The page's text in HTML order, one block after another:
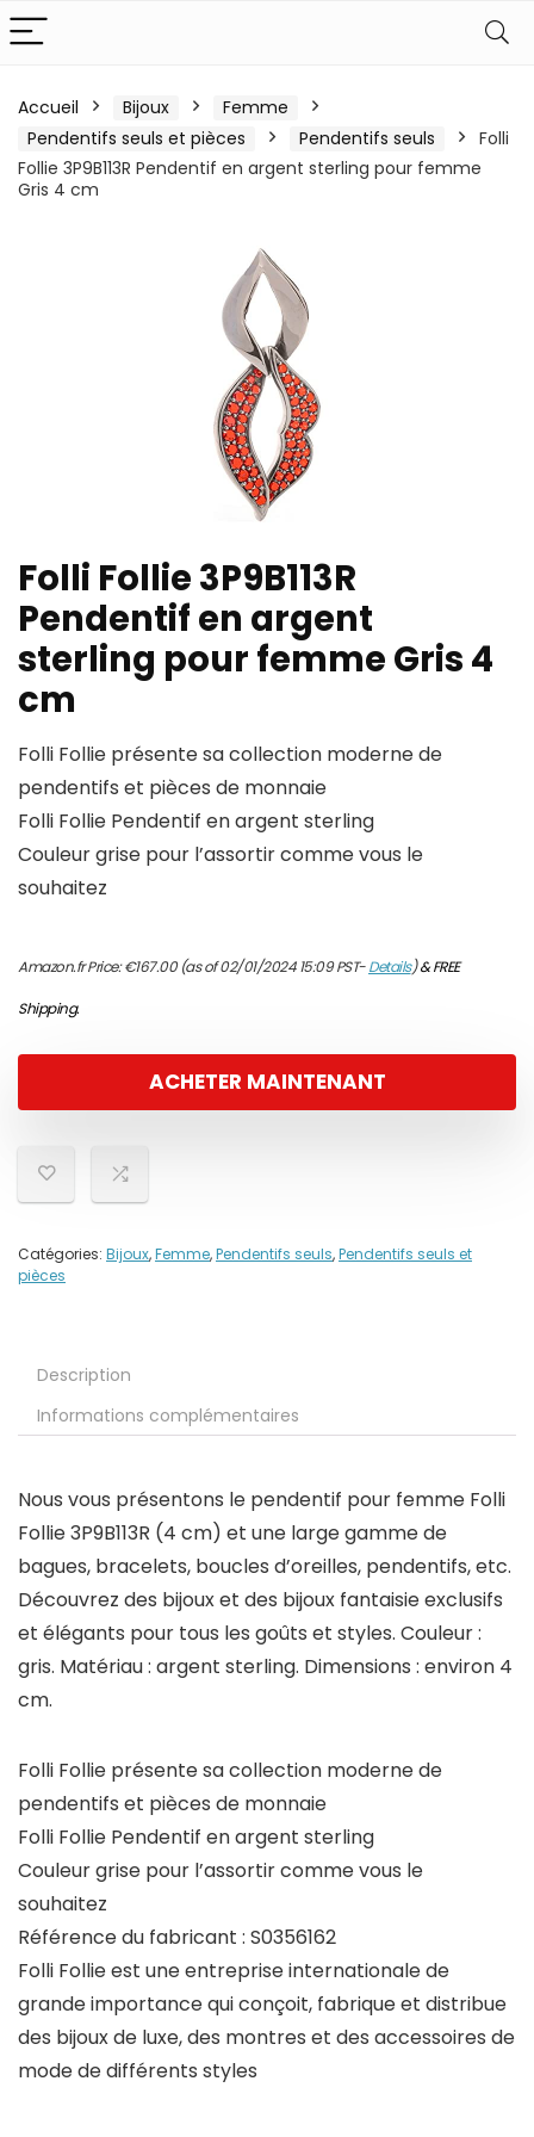
Accueil Bijoux
Femme
Pendentifs seuls et pièces
Pendentifs seuls
Folli
Follie 3P9B113R Pendentif en argent sterling pour femme
Gris 4 cm
Folli Follie 3P9B113R
Pendentif en argent
sterling pour femme Gris 4
cm
Folli Follie présente sa collection moderne de
pendentifs et pièces de monnaie
Folli Follie Pendentif en argent sterling
Couleur grise pour l’assortir comme vous le
souhaitez
Amazon.fr Price:€167.00(as of 02/01/2024 15:09 PST-Details)&FREE
Shipping.
ACHETER MAINTENANT
Catégories: Bijoux,Femme,Pendentifs seuls,Pendentifs seuls et
pièces
Description
Informations complémentaires
Nous vous présentons le pendentif pour femme Folli
Follie 3P9B113R (4 cm) et une large gamme de
bagues, bracelets, boucles d’oreilles, pendentifs, etc.
Découvrez des bijoux et des bijoux fantaisie exclusifs
et élégants pour tous les goûts et styles. Couleur :
gris. Matériau : argent sterling. Dimensions : environ 4
cm.
Folli Follie présente sa collection moderne de
pendentifs et pièces de monnaie
Folli Follie Pendentif en argent sterling
Couleur grise pour l’assortir comme vous le
souhaitez
Référence du fabricant : S0356162
Folli Follie est une entreprise internationale de
grande importance qui conçoit, fabrique et distribue
des bijoux de luxe, des montres et des accessoires de
mode de différents styles